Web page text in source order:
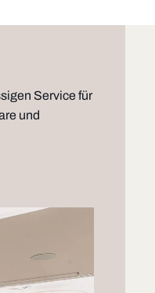
Service für
und